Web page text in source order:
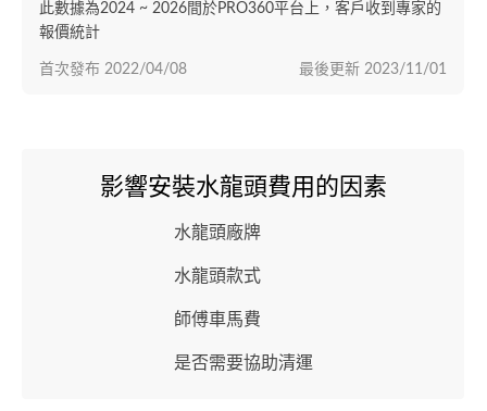
此數據為2024 ~ 2026間於PRO360平台上，客戶收到專家的
報價統計
最後更新 2023/11/01
首次發布 2022/04/08
影響安裝水龍頭費用的因素
水龍頭廠牌
水龍頭款式
師傅車馬費
是否需要協助清運